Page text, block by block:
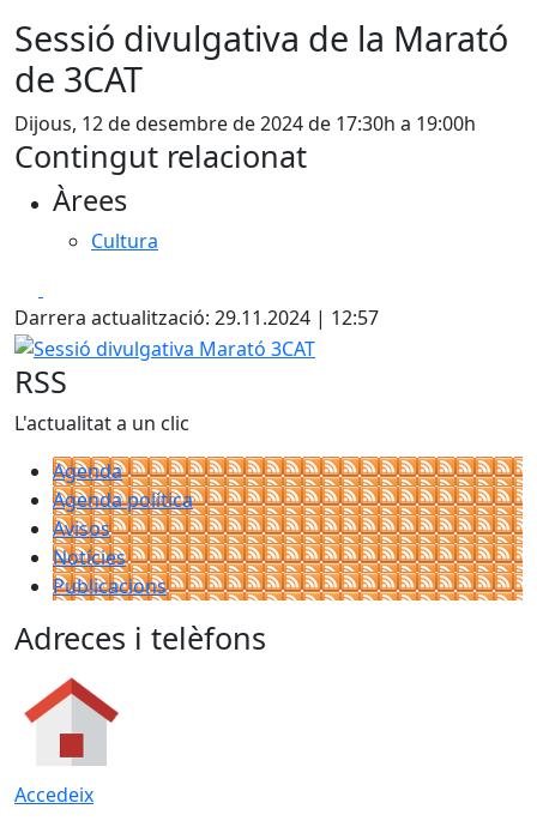
Sessió divulgativa de la Marató
de 3CAT
Dijous, 12 de desembre de 2024 de 17:30h a 19:00h
Contingut relacionat
Àrees
Cultura
Darrera actualització: 29.11.2024 | 12:57
Sessió divulgativa Marató 3CAT
RSS
L'actualitat a un clic
Agenda
Agenda política
Avisos
Notícies
Publicacions
Adreces i telèfons
Accedeix